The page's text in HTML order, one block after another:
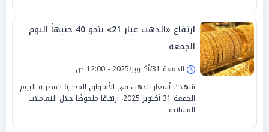
ارتفاع «الذهب عيار 21» بنحو 40 جنيهاً اليوم
الجمعة
الجمعة 31/أكتوبر/2025 - 12:00 ص
شهدت أسعار الذهب في الأسواق المحلية المصرية اليوم
الجمعة 31 أكتوبر 2025، ارتفاعًا ملحوظًا خلال التعاملات
المسائية.